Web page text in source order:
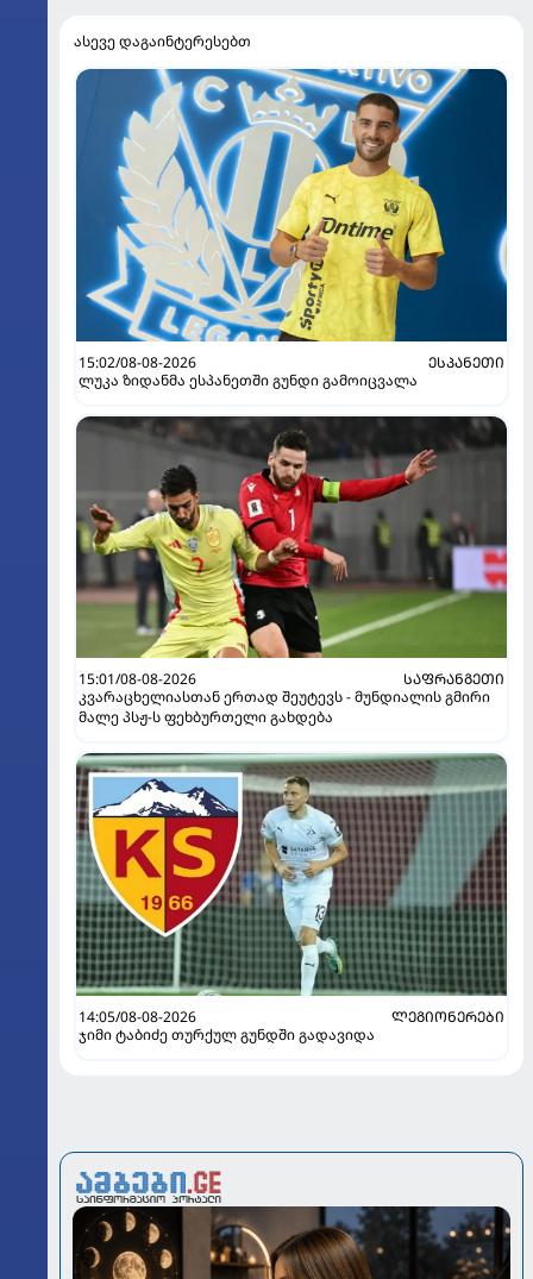
ასევე დაგაინტერესებთ
15:02/08-08-2026
ᲔᲡᲞᲐᲜᲔᲗᲘ
ლუკა ზიდანმა ესპანეთში გუნდი გამოიცვალა
15:01/08-08-2026
ᲡᲐᲤᲠᲐᲜᲒᲔᲗᲘ
კვარაცხელიასთან ერთად შეუტევს - მუნდიალის გმირი
მალე პსჟ-ს ფეხბურთელი გახდება
14:05/08-08-2026
ᲚᲔᲒᲘᲝᲜᲔᲠᲔᲑᲘ
ჯიმი ტაბიძე თურქულ გუნდში გადავიდა